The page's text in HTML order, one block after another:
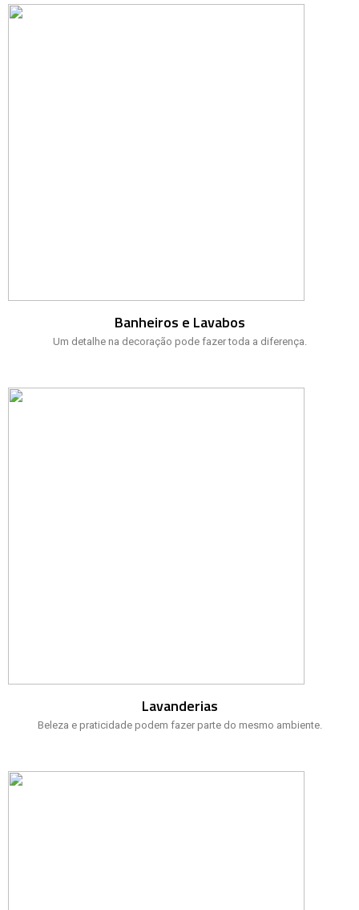
Banheiros e Lavabos
Um detalhe na decoração pode fazer toda a diferença.
Lavanderias
Beleza e praticidade podem fazer parte do mesmo ambiente.